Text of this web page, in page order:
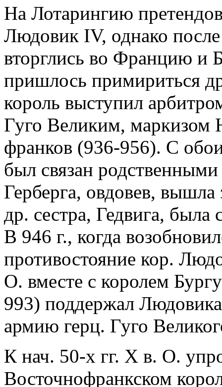
На Лотарингию
Людовик IV, однако
вторглись во Францию и
пришлось примириться
король выступил
Гуго Великим, маркизом
франков (936-956). С
был связан
Герберга, овдовев,
др. сестра, Гедвига, была
В 946 г., когда
противостояние кор.
О. вместе с королем
993) поддержал
армию герц. Гуго
К нач. 50-х гг. X в. О.
Восточнофранкском